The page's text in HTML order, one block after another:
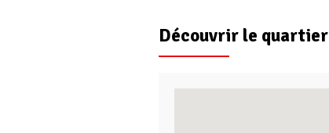
Découvrir le quartier